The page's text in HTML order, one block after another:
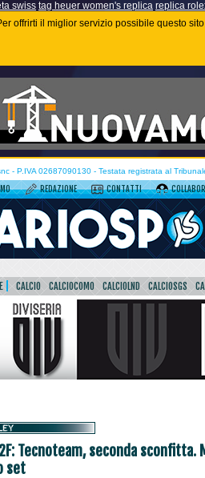
swiss tag heuer women's replica replica
offrirti il miglior servizio possibile questo
- P.IVA 02687090130 - Testata registrata al
REDAZIONE CONTATTI
CALCIO CALCIOCOMO CALCIOLND CALCIOSGS
Tecnoteam, seconda sconfitta.
set